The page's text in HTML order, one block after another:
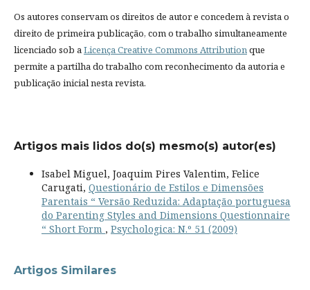
Os autores conservam os direitos de autor e concedem à revista o
direito de primeira publicação, com o trabalho simultaneamente
licenciado sob aLicença Creative Commons Attributionque
permite a partilha do trabalho com reconhecimento da autoria e
publicação inicial nesta revista.
Artigos mais lidos do(s) mesmo(s) autor(es)
Isabel Miguel, Joaquim Pires Valentim, Felice
Carugati, Questionário de Estilos e Dimensões
Parentais “ Versão Reduzida: Adaptação portuguesa
do Parenting Styles and Dimensions Questionnaire
“ Short Form , Psychologica: N.º 51 (2009)
Artigos Similares